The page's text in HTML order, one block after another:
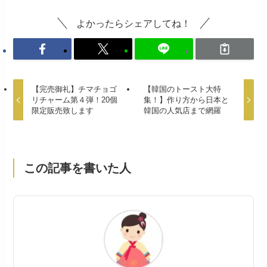
よかったらシェアしてね！
【完売御礼】チマチョゴ
リチャーム第４弾！20個
限定販売致します
【韓国のトースト大特
集！】作り方から日本と
韓国の人気店まで網羅
この記事を書いた人